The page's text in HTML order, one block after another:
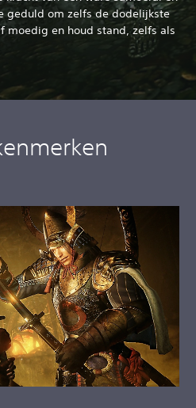
geduld om zelfs de dodelijkste
moedig en houd stand, zelfs als